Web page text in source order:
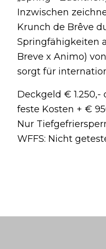
Inzwischen
Krunch de Brêve
Springfähigkeiten
Breve x Animo)
sorgt für
Deckgeld € 1.250,-
feste Kosten + €
Nur
WFFS: Nicht